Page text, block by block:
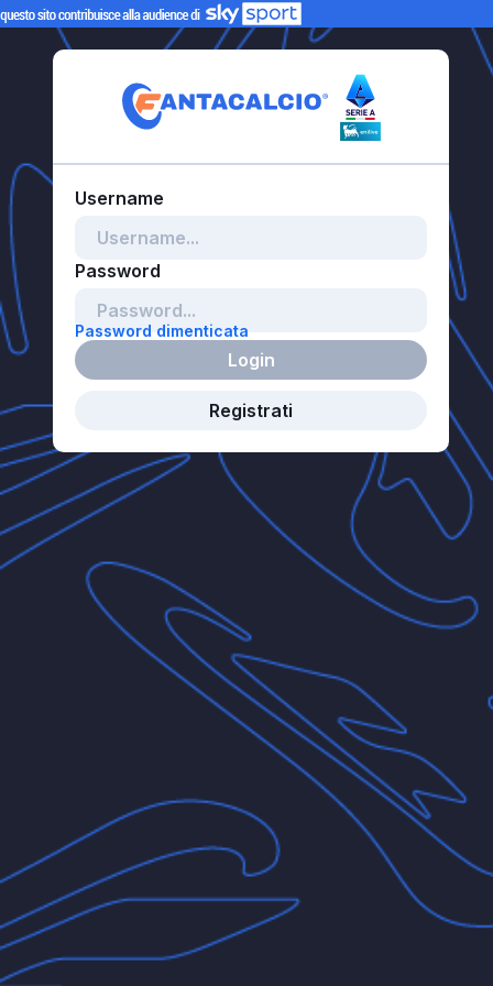
Password dimenticata
Login
Registrati